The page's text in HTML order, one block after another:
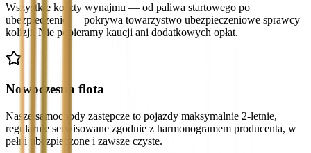
Wszystkie koszty wynajmu — od paliwa startowego po
ubezpieczenie — pokrywa towarzystwo ubezpieczeniowe sprawcy
kolizji. Nie pobieramy kaucji ani dodatkowych opłat.
Nowoczesna flota
Nasze samochody zastępcze to pojazdy maksymalnie 2-letnie,
regularnie serwisowane zgodnie z harmonogramem producenta, w
pełni ubezpieczone i zawsze czyste.